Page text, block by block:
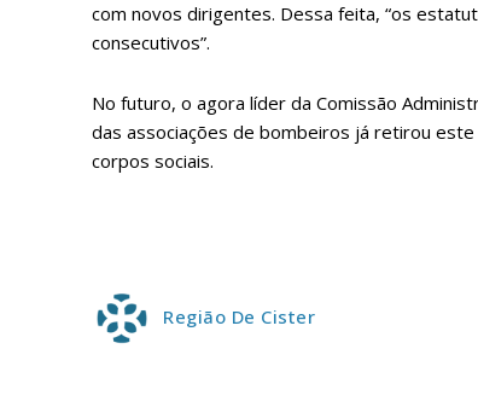
em sua casa
Acesso ao
com novos dirigentes. Dessa feita, “os
consecutivos”.
No futuro, o agora líder da Comissão
das associações de bombeiros já retirou
corpos sociais.
Região De Cister